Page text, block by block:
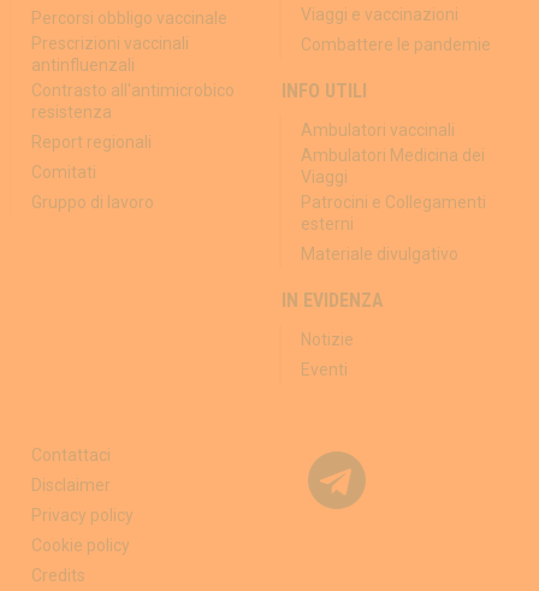
Percorsi obbligo vaccinale
Prescrizioni vaccinali
antinfluenzali
Contrasto all'antimicrobico
resistenza
Report regionali
Comitati
Gruppo di lavoro
Viaggi e vaccinazioni
Combattere le pandemie
INFO UTILI
Ambulatori vaccinali
Ambulatori Medicina dei
Viaggi
Patrocini e Collegamenti
esterni
Materiale divulgativo
IN EVIDENZA
Notizie
Eventi
Contattaci
Disclaimer
Privacy policy
Cookie policy
Credits